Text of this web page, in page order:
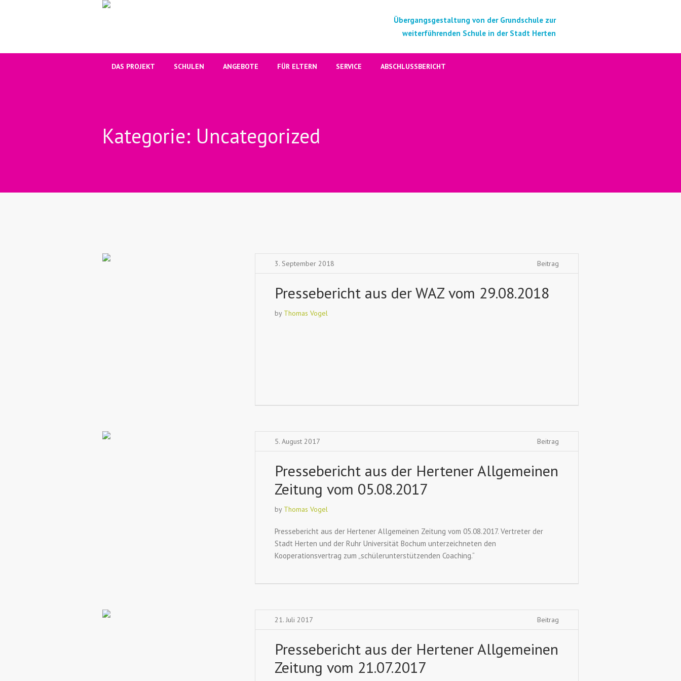
Übergangsgestaltung von der Grundschule zur
weiterführenden Schule in der Stadt Herten
DAS PROJEKT SCHULEN ANGEBOTE FÜR ELTERN SERVICE ABSCHLUSSBERICHT
Kategorie: Uncategorized
3. September 2018 Beitrag
Pressebericht aus der WAZ vom 29.08.2018
by Thomas Vogel
5. August 2017 Beitrag
Pressebericht aus der Hertener Allgemeinen
Zeitung vom 05.08.2017
by Thomas Vogel
Pressebericht aus der Hertener Allgemeinen Zeitung vom 05.08.2017. Vertreter der
Stadt Herten und der Ruhr Universität Bochum unterzeichneten den
Kooperationsvertrag zum „schülerunterstützenden Coaching.“
21. Juli 2017 Beitrag
Pressebericht aus der Hertener Allgemeinen
Zeitung vom 21.07.2017